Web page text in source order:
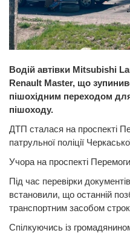
Водій автівки Mitsubishi
Renault Master, що
пішохідним переходом
пішоходу.
ДТП сталася на проспекті
патрульної поліції
Учора на проспекті
Під час перевірки
встановили, що останній
транспортним засобом
Спілкуючись із